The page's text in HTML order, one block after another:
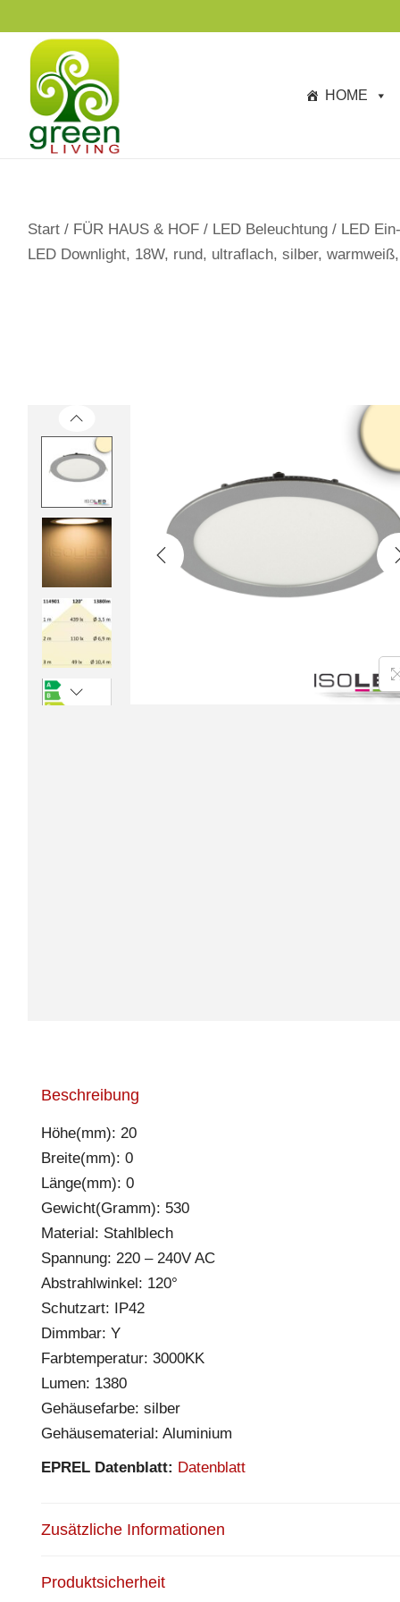
p
HOME
Start / FÜR HAUS & HOF / LED Beleuchtung / LED
LED Downlight, 18W, rund, ultraflach, silber,
Beschreibung
Höhe(mm): 20
Breite(mm): 0
Länge(mm): 0
Gewicht(Gramm): 530
Material: Stahlblech
Spannung: 220 – 240V AC
Abstrahlwinkel: 120°
Schutzart: IP42
Dimmbar: Y
Farbtemperatur: 3000KK
Lumen: 1380
Gehäusefarbe: silber
Gehäusematerial: Aluminium
EPREL Datenblatt: Datenblatt
Zusätzliche Informationen
Produktsicherheit